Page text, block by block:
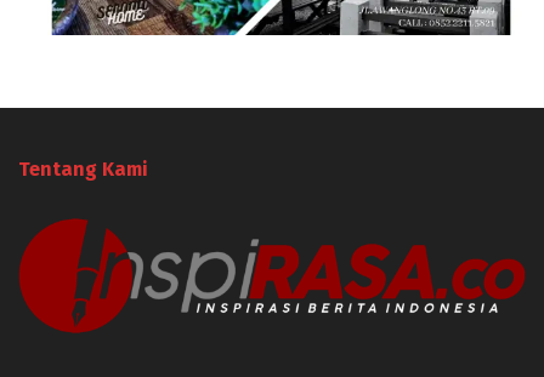
Tentang Kami